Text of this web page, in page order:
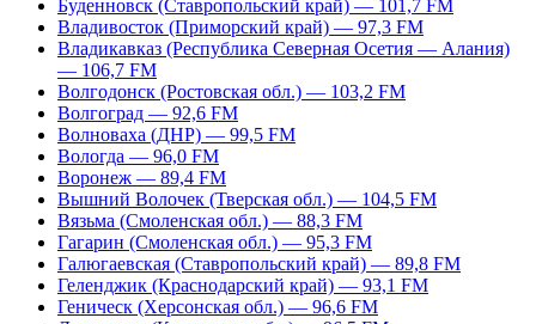
Буденновск (Ставропольский край) — 101,7 FM
Владивосток (Приморский край) — 97,3 FM
Владикавказ (Республика Северная Осетия — Алания)
— 106,7 FM
Волгодонск (Ростовская обл.) — 103,2 FM
Волгоград — 92,6 FM
Волноваха (ДНР) — 99,5 FM
Вологда — 96,0 FM
Воронеж — 89,4 FM
Вышний Волочек (Тверская обл.) — 104,5 FM
Вязьма (Смоленская обл.) — 88,3 FM
Гагарин (Смоленская обл.) — 95,3 FM
Галюгаевская (Ставропольский край) — 89,8 FM
Геленджик (Краснодарский край) — 93,1 FM
Геническ (Херсонская обл.) — 96,6 FM